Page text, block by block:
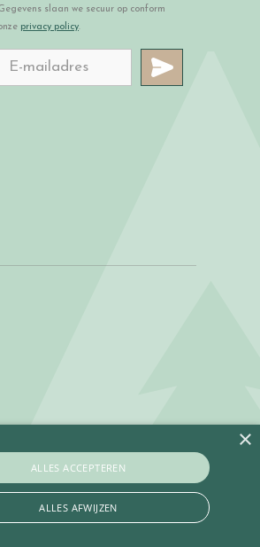
slaan we secuur op conform
privacy policy.
Algemene voorwaarden
Contact
×
ALLES ACCEPTEREN
ALLES AFWIJZEN